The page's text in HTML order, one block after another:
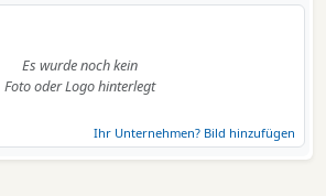
Es wurde noch kein
Foto oder Logo hinterlegt
Ihr Unternehmen? Bild hinzufügen